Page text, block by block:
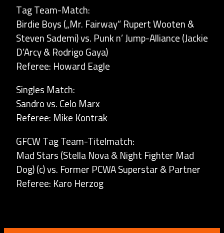
Tag Team-Match:
Birdie Boys („Mr. Fairway“ Rupert Wooten &
Steven Sademi) vs. Punk n’ Jump-Alliance (Jackie
D’Arcy & Rodrigo Gaya)
Referee: Howard Eagle
Singles Match:
Sandro vs. Celo Marx
Referee: Mike Kontrak
GFCW Tag Team-Titelmatch:
Mad Stars (Stella Nova & Night Fighter Mad
Dog) (c) vs. Former PCWA Superstar & Partner
Referee: Karo Herzog